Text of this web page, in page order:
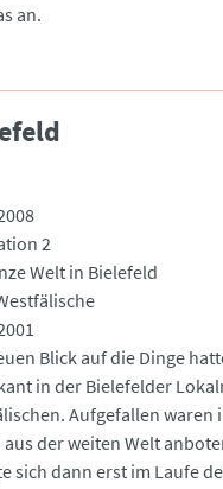
an.
2
Welt in Bielefeld
Blick auf die Dinge
in der Bielefelder
Aufgefallen waren
aus der weiten Welt
sich dann erst im Laufe